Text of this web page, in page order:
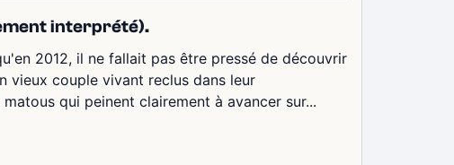
interprété).
2012, il ne fallait pas être pressé de découvrir
vieux couple vivant reclus dans leur
qui peinent clairement à avancer sur...